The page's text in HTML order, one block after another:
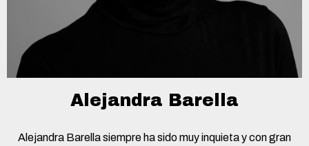
Alejandra Barella
Alejandra Barella siempre ha sido muy inquieta y con gran